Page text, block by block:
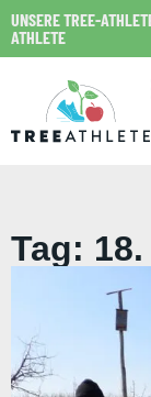
UNSERE TREE-
ATHLETE
Tag: